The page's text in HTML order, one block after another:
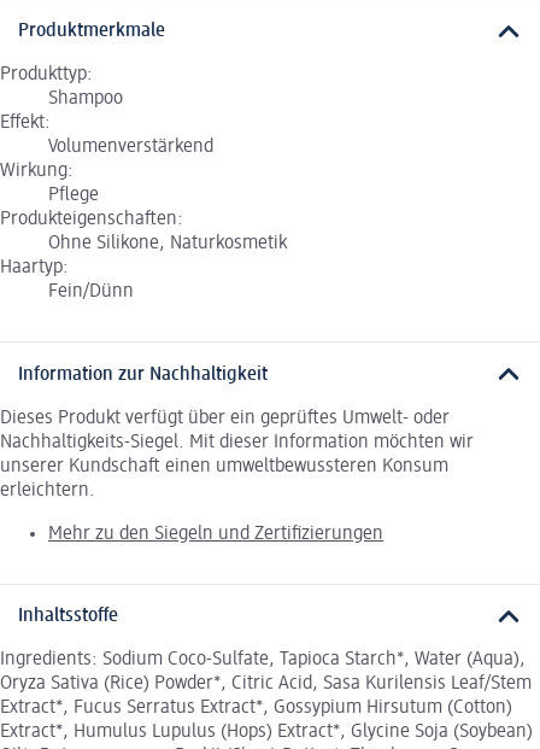
Produktmerkmale
Produkttyp:
Shampoo
Effekt:
Volumenverstärkend
Wirkung:
Pflege
Produkteigenschaften:
Ohne Silikone, Naturkosmetik
Haartyp:
Fein/Dünn
Information zur Nachhaltigkeit
Dieses Produkt verfügt über ein geprüftes Umwelt- oder
Nachhaltigkeits-Siegel. Mit dieser Information möchten wir
unserer Kundschaft einen umweltbewussteren Konsum
erleichtern.
Mehr zu den Siegeln und Zertifizierungen
Inhaltsstoffe
Ingredients: Sodium Coco-Sulfate, Tapioca Starch*, Water (Aqua),
Oryza Sativa (Rice) Powder*, Citric Acid, Sasa Kurilensis Leaf/Stem
Extract*, Fucus Serratus Extract*, Gossypium Hirsutum (Cotton)
Extract*, Humulus Lupulus (Hops) Extract*, Glycine Soja (Soybean)